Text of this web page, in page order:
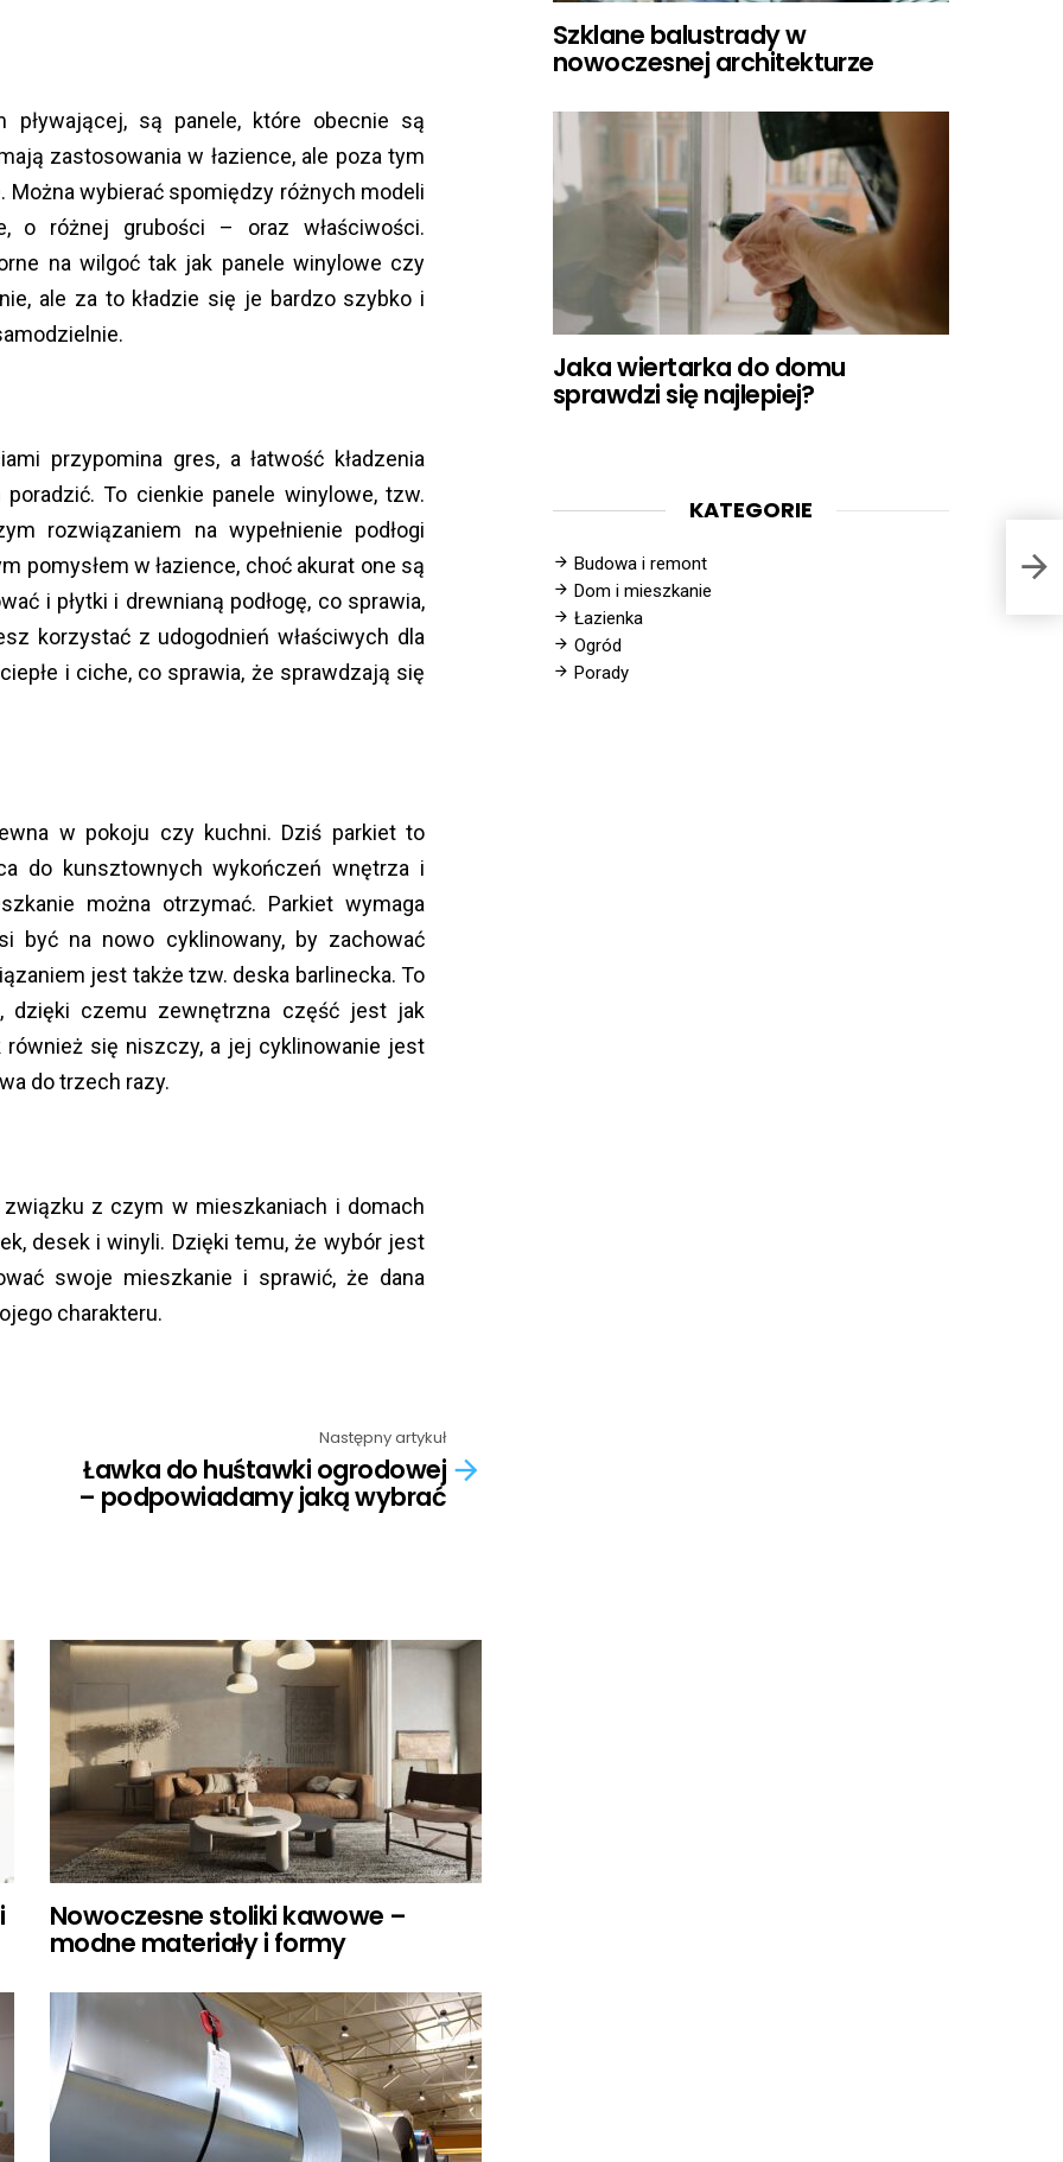
pływającej, są panele, które obecnie są
zastosowania w łazience, ale poza tym
wybierać spomiędzy różnych modeli
o różnej grubości – oraz właściwości.
na wilgoć tak jak panele winylowe czy
ale za to kładzie się je bardzo szybko i
przypomina gres, a łatwość kładzenia
To cienkie panele winylowe, tzw.
rozwiązaniem na wypełnienie podłogi
pomysłem w łazience, choć akurat one są
i płytki i drewnianą podłogę, co sprawia,
korzystać z udogodnień właściwych dla
i ciche, co sprawia, że sprawdzają się
w pokoju czy kuchni. Dziś parkiet to
do kunsztownych wykończeń wnętrza i
można otrzymać. Parkiet wymaga
być na nowo cyklinowany, by zachować
jest także tzw. deska barlinecka. To
dzięki czemu zewnętrzna część jest jak
się niszczy, a jej cyklinowanie jest
do trzech razy.
z czym w mieszkaniach i domach
desek i winyli. Dzięki temu, że wybór jest
swoje mieszkanie i sprawić, że dana
charakteru.
Następny artykuł
Ławka do huśtawki ogrodowej
– podpowiadamy jaką wybrać
Nowoczesne stoliki kawowe –
modne materiały i formy
Szklane balustrady w
nowoczesnej architekturze
Jaka wiertarka do domu
sprawdzi się najlepiej?
KATEGORIE
Budowa i remont
Dom i mieszkanie
Łazienka
Ogród
Porady